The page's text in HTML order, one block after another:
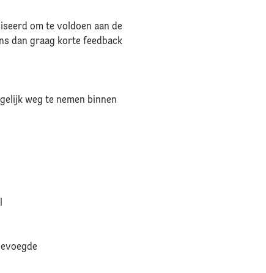
om te voldoen aan de
dan graag korte feedback
weg te nemen binnen